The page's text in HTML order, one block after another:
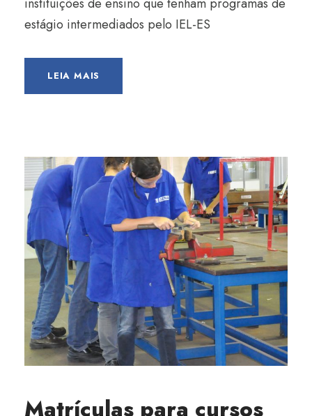
estágio intermediados pelo IEL-ES
LEIA MAIS
Matrículas para cursos